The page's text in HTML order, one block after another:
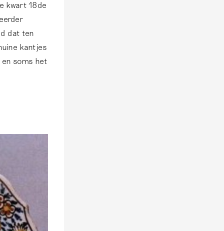
kwart 18de
dat ten
kantjes
soms het